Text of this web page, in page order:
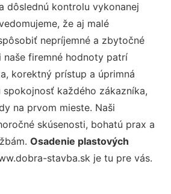
dôslednú kontrolu vykonanej
že aj malé
nepríjemné a zbytočné
naše firemné hodnoty patrí
korektný prístup a úprimná
spokojnosť každého zákazníka,
na prvom mieste. Naši
skúsenosti, bohatú prax a
Osadenie plastových
stavba.sk je tu pre vás.